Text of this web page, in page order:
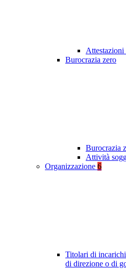
Burocrazia zero
Burocrazia
Attività
Organizzazione 6
Titolari di
di direzione o di